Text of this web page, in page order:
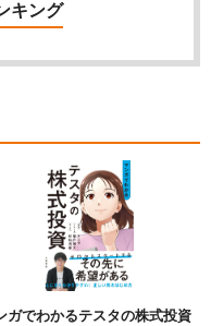
キング
ガでわかるテスタの株式投資